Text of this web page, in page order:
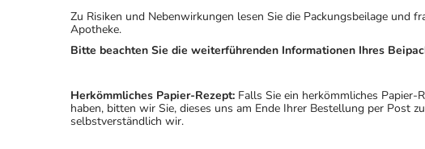
Zu Risiken und Nebenwirkungen lesen Sie die Packungsbeilage und
Apotheke.
Bitte beachten Sie die weiterführenden Informationen Ihres
Herkömmliches Papier-Rezept: Falls Sie ein herkömmliches
haben, bitten wir Sie, dieses uns am Ende Ihrer Bestellung per Post
selbstverständlich wir.